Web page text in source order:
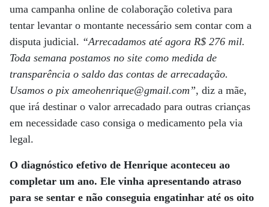
uma campanha online de colaboração coletiva para
tentar levantar o montante necessário sem contar com a
disputa judicial. “Arrecadamos até agora R$ 276 mil.
Toda semana postamos no site como medida de
transparência o saldo das contas de arrecadação.
Usamos o pix ameohenrique@gmail.com”, diz a mãe,
que irá destinar o valor arrecadado para outras crianças
em necessidade caso consiga o medicamento pela via
legal.
O diagnóstico efetivo de Henrique aconteceu ao
completar um ano. Ele vinha apresentando atraso
para se sentar e não conseguia engatinhar até os oito